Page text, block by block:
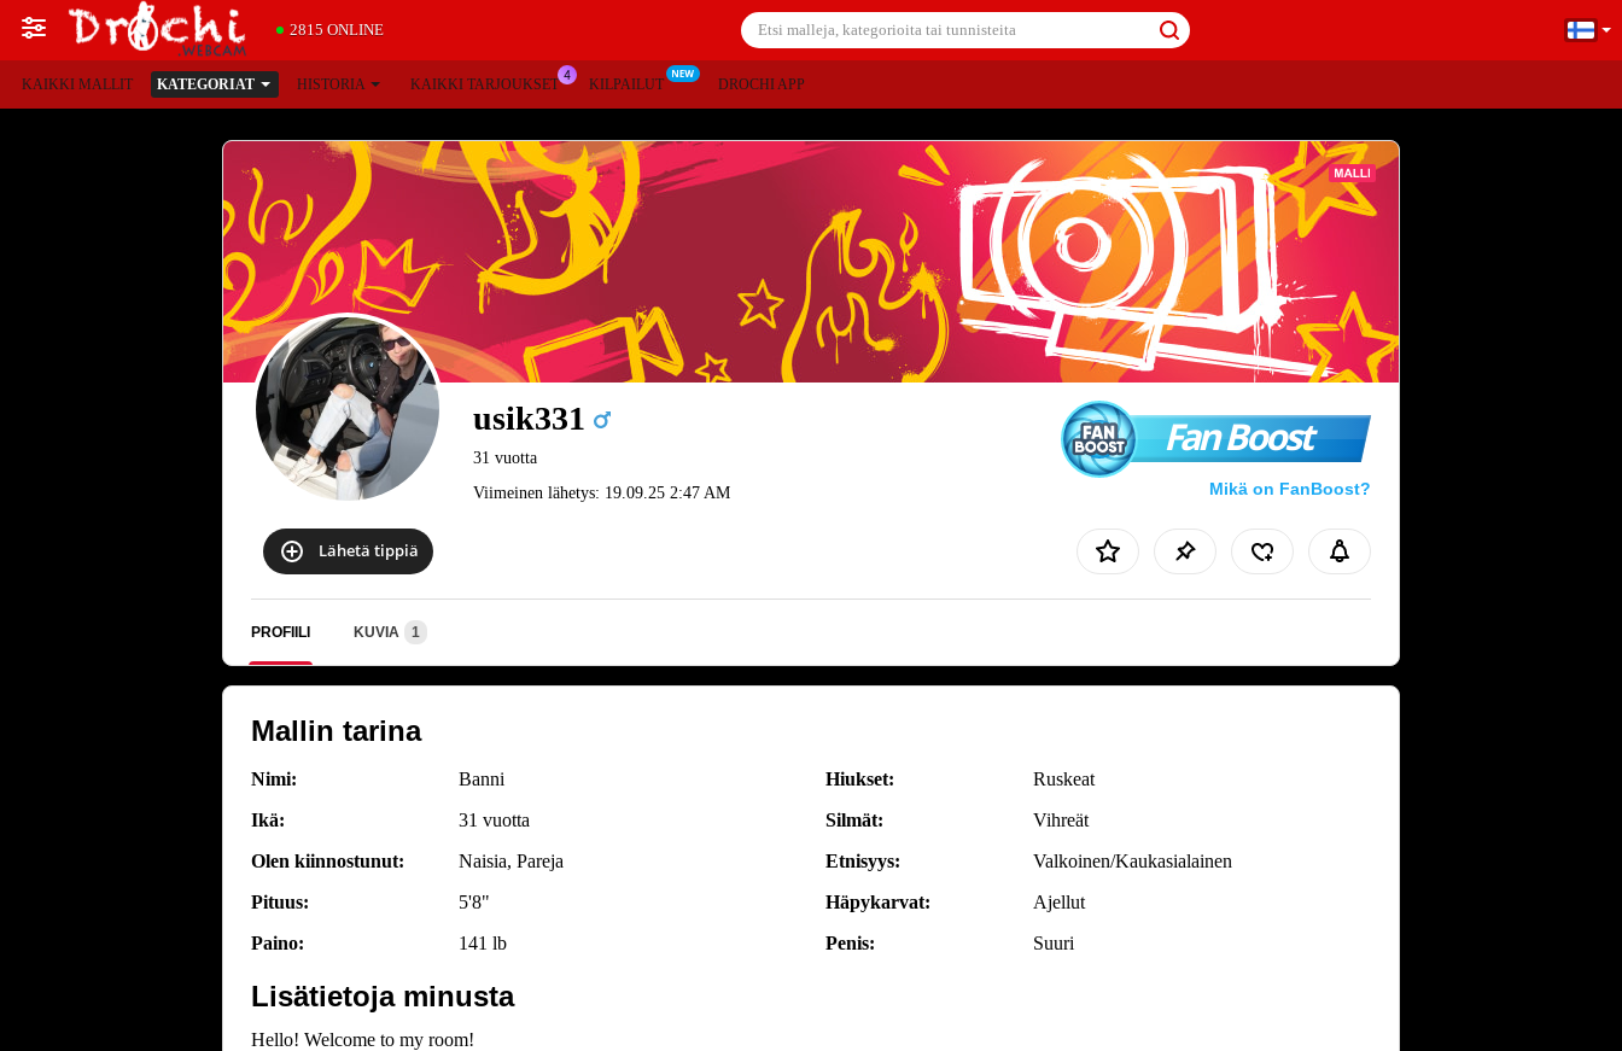
2815 ONLINE
KAIKKI MALLIT KATEGORIAT HISTORIA KAIKKI TARJOUKSET KILPAILUT DROCHI APP
usik331
31 vuotta
Viimeinen lähetys: 19.09.25 2:47 AM
Fan Boost
Mikä on FanBoost?
Lähetä tippiä
PROFIILI KUVIA 1
Mallin tarina
Nimi:
Banni
Ikä:
31 vuotta
Olen kiinnostunut:
Naisia, Pareja
Pituus:
5'8"
Paino:
141 lb
Hiukset:
Ruskeat
Silmät:
Vihreät
Etnisyys:
Valkoinen/Kaukasialainen
Häpykarvat:
Ajellut
Penis:
Suuri
Lisätietoja minusta
Hello! Welcome to my room!